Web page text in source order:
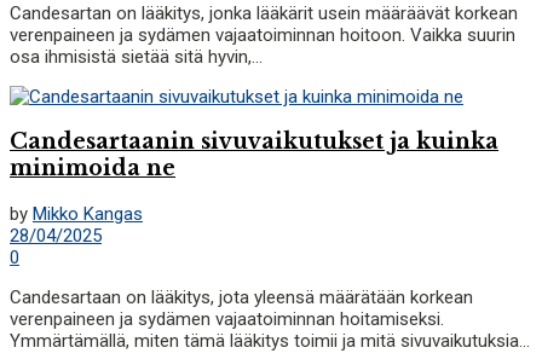
Candesartan on lääkitys, jonka lääkärit usein määräävät korkean
verenpaineen ja sydämen vajaatoiminnan hoitoon. Vaikka suurin
osa ihmisistä sietää sitä hyvin,...
Candesartaanin sivuvaikutukset ja kuinka
minimoida ne
by Mikko Kangas
28/04/2025
0
Candesartaan on lääkitys, jota yleensä määrätään korkean
verenpaineen ja sydämen vajaatoiminnan hoitamiseksi.
Ymmärtämällä, miten tämä lääkitys toimii ja mitä sivuvaikutuksia...